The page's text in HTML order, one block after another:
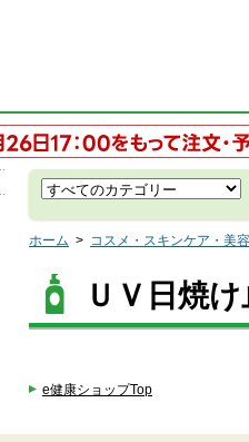
ホーム > コスメ・スキンケア・美容
ＵＶ日焼
e健康ショップTop